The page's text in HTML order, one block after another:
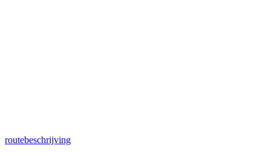
routebeschrijving